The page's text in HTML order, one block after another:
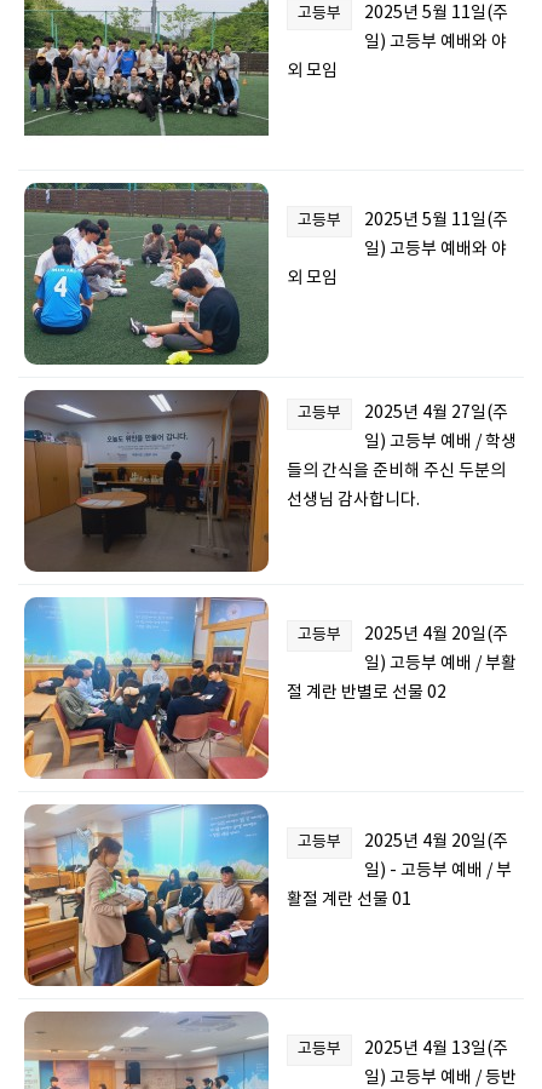
고등부
2025년 5월 11일(주
일) 고등부 예배와 야
외 모임
고등부
2025년 5월 11일(주
일) 고등부 예배와 야
외 모임
고등부
2025년 4월 27일(주
일) 고등부 예배 / 학생
들의 간식을 준비해 주신 두분의
선생님 감사합니다.
고등부
2025년 4월 20일(주
일) 고등부 예배 / 부활
절 계란 반별로 선물 02
고등부
2025년 4월 20일(주
일) - 고등부 예배 / 부
활절 계란 선물 01
고등부
2025년 4월 13일(주
일) 고등부 예배 / 등반